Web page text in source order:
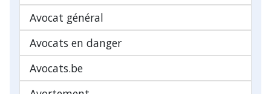
Avocat général
Avocats en danger
Avocats.be